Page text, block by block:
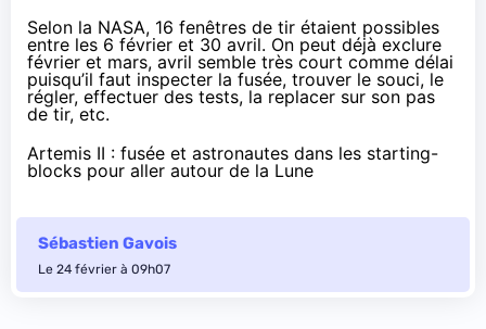
Selon la NASA, 16 fenêtres de tir étaient possibles
entre les 6 février et 30 avril. On peut déjà exclure
février et mars, avril semble très court comme délai
puisqu’il faut inspecter la fusée, trouver le souci, le
régler, effectuer des tests, la replacer sur son pas
de tir, etc.
Artemis II : fusée et astronautes dans les starting-
blocks pour aller autour de la Lune
Sébastien Gavois
Le 24 février à 09h07